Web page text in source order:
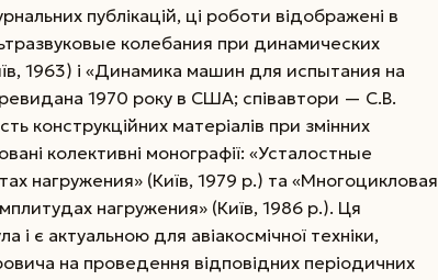
публікацій, ці роботи відображені в
колебания при динамических
1963) і «Динамика машин для испытания на
1970 року в США; співавтори — С.В.
конструкційних матеріалів при змінних
колективні монографії: «Усталостные
нагружения» (Київ, 1979 р.) та «Многоцикловая
нагружения» (Київ, 1986 р.). Ця
і є актуальною для авіакосмічної техніки,
на проведення відповідних періодичних